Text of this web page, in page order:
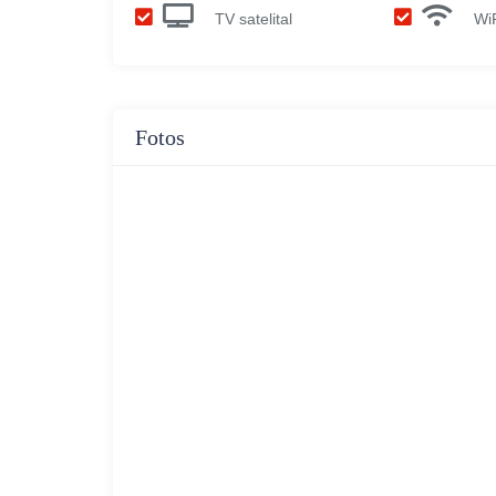
TV satelital
Fotos